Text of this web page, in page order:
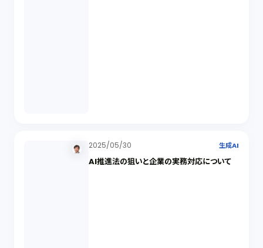
2025/05/30 生成AI
AI推進法の狙いと企業の実務対応について